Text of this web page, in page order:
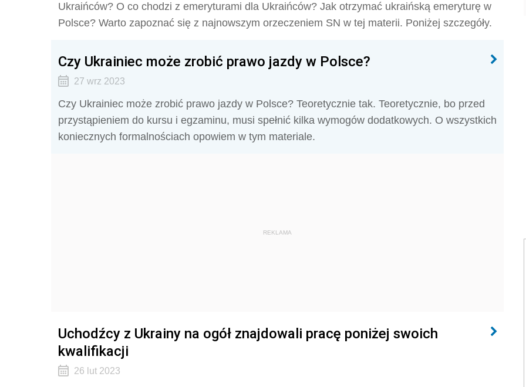
Ukraińców? O co chodzi z emeryturami dla Ukraińców? Jak otrzymać ukraińską emeryturę w
Polsce? Warto zapoznać się z najnowszym orzeczeniem SN w tej materii. Poniżej szczegóły.
Czy Ukrainiec może zrobić prawo jazdy w Polsce?
27 wrz 2023
Czy Ukrainiec może zrobić prawo jazdy w Polsce? Teoretycznie tak. Teoretycznie, bo przed
przystąpieniem do kursu i egzaminu, musi spełnić kilka wymogów dodatkowych. O wszystkich
koniecznych formalnościach opowiem w tym materiale.
REKLAMA
Uchodźcy z Ukrainy na ogół znajdowali pracę poniżej swoich
kwalifikacji
26 lut 2023